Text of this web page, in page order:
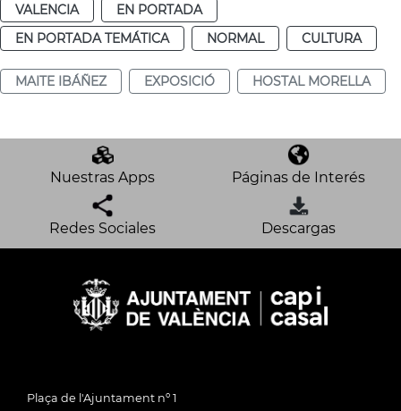
VALENCIA
EN PORTADA
EN PORTADA TEMÁTICA
NORMAL CULTURA
MAITE IBÁÑEZ EXPOSICIÓ HOSTAL MORELLA
Nuestras Apps Páginas de Interés
Redes Sociales Descargas
Plaça de l'Ajuntament nº 1